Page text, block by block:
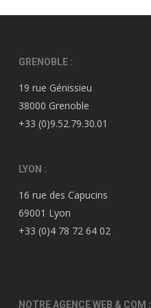
GRENOBLE :
19 rue Génissieu
38000 Grenoble
+33 (0)9.52.79.30.01
LYON :
16 rue des Capucins
69001 Lyon
+33 (0)4 78 72 64 02
NOTRE AGENCE WEB & COM :